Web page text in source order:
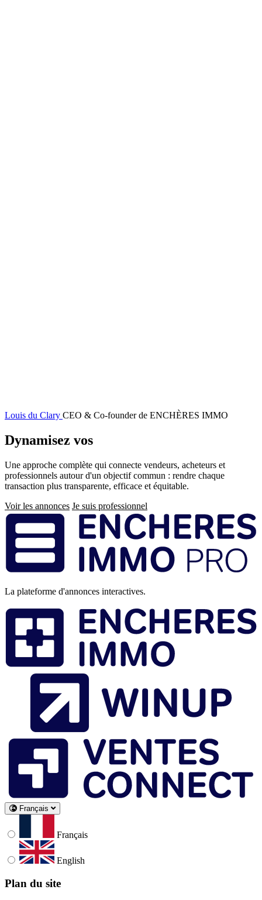
Louis du Clary CEO & Co-founder de ENCHÈRES IMMO
Dynamisez vos
Une approche complète qui connecte vendeurs, acheteurs et
professionnels autour d'un objectif commun : rendre chaque
transaction plus transparente, efficace et équitable.
Voir les annonces Je suis professionnel
Pied
de
page
La plateforme d'annonces interactives.
Français
Français
English
Plan du site